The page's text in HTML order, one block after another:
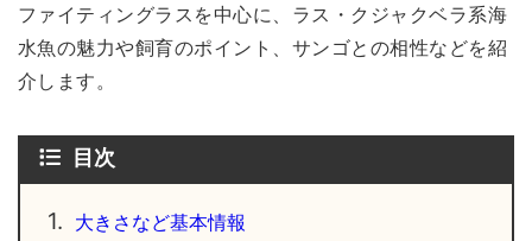
ファイティングラスを中心に、ラス・クジャクベラ系海
水魚の魅力や飼育のポイント、サンゴとの相性などを紹
介します。
目次
1. 大きさなど基本情報